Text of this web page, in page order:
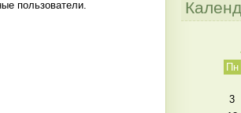
пользователи.
Пн
3